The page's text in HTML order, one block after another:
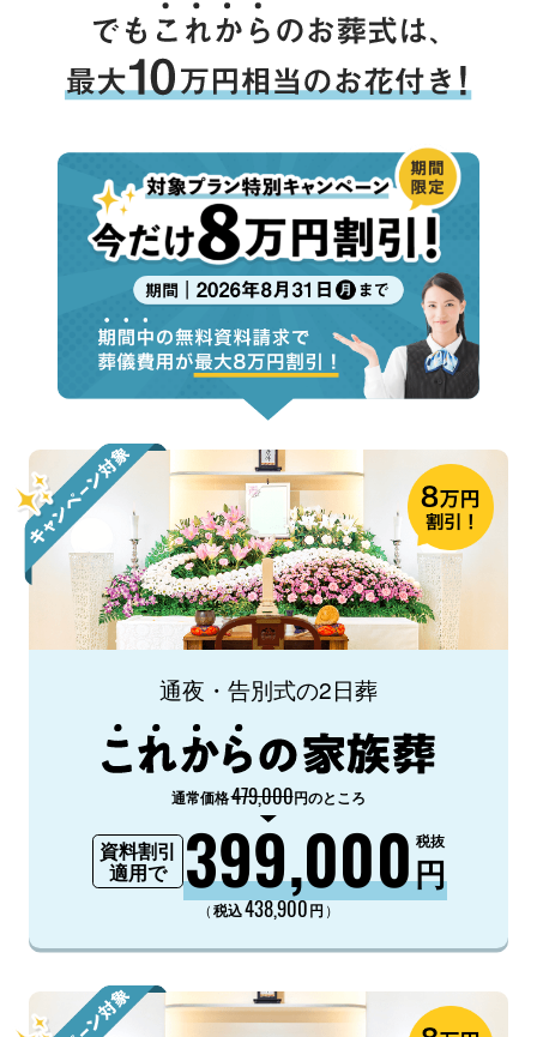
通夜・告別式の2日葬
通常価格479,000円のところ
資料割引
適用で
399,000円
税抜
（税込438,900円 ）